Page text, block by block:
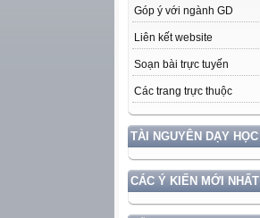
Góp ý với ngành GD
Liên kết website
Soạn bài trực tuyến
Các trang trực thuộc
TÀI NGUYÊN DẠY HỌC
CÁC Ý KIẾN MỚI NHẤT